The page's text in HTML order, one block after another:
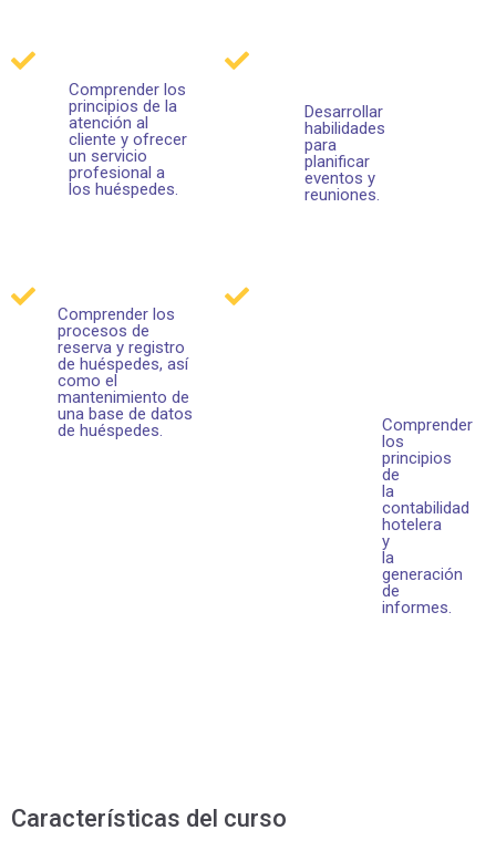
Comprender los
principios de la
atención al
cliente y ofrecer
un servicio
profesional a
los huéspedes.
Desarrollar
habilidades
para
planificar
eventos y
reuniones.
Comprender los
procesos de
reserva y registro
de huéspedes, así
como el
mantenimiento de
una base de datos
de huéspedes.
Comprender
los
principios
de
la
contabilidad
hotelera
y
la
generación
de
informes.
Características del curso